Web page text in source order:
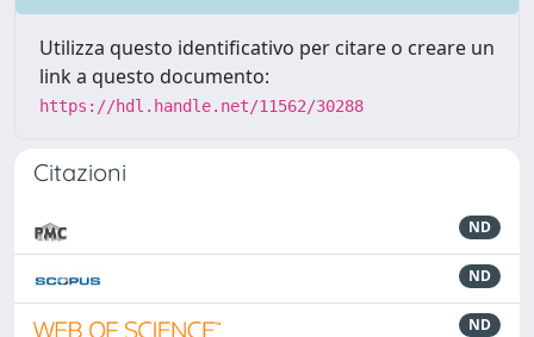
Utilizza questo identificativo per citare o creare un
link a questo documento:
https://hdl.handle.net/11562/30288
Citazioni
ND
ND
ND